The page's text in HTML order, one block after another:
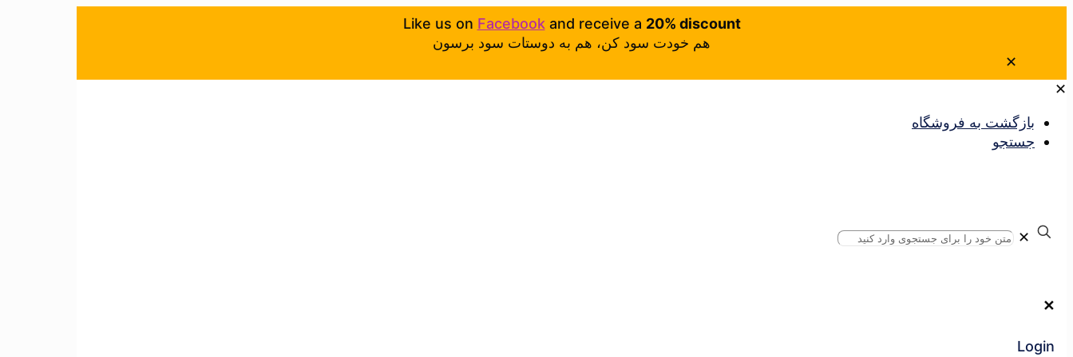
Like us on Facebookand receive a 20% discount
هم خودت سود کن، هم به دوستات سود برسون
✕
✕
بازگشت به فروشگاه
جستجو
✕
✕
Login